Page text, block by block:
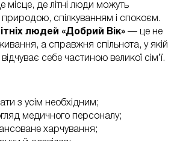
місце, де літні люди можуть
спілкуванням і спокоєм.
людей «Добрий Вік» — це не
а справжня спільнота, у якій
себе частиною великої сім’ї.
з усім необхідним;
медичного персоналу;
харчування;